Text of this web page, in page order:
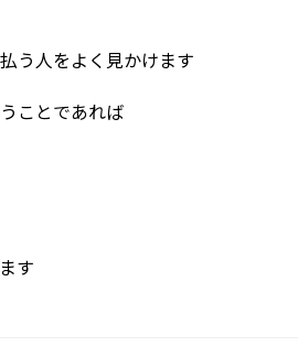
う人をよく見かけます
ことであれば
す